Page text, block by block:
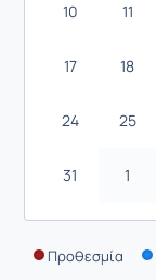
10 11
17 18
24 25
31 1
Προθεσμία